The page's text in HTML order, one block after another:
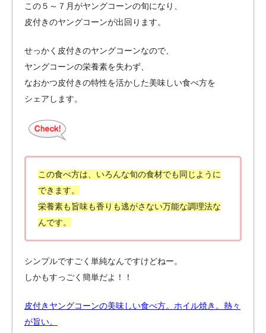
この５～７月がヤングコーンの旬になり、
皮付きのヤングコーンが出回ります。
せっかく皮付きのヤングコーンなので、
ヤングコーンの栄養素を失わず、
なおかつ皮付きの特性を活かした美味しい食べ方を
シェアします。
この食べ方は、いろんな旬の食材でも同じように
できます。
栄養素も旨味も香りも逃がさない万能な調理法な
んです。
シンプルですごく単純なんですけどねー。
しかもすっごく簡単だよ！！
皮付きヤングコーンの美味しい食べ方。ホイル焼き。熱々
が旨い。